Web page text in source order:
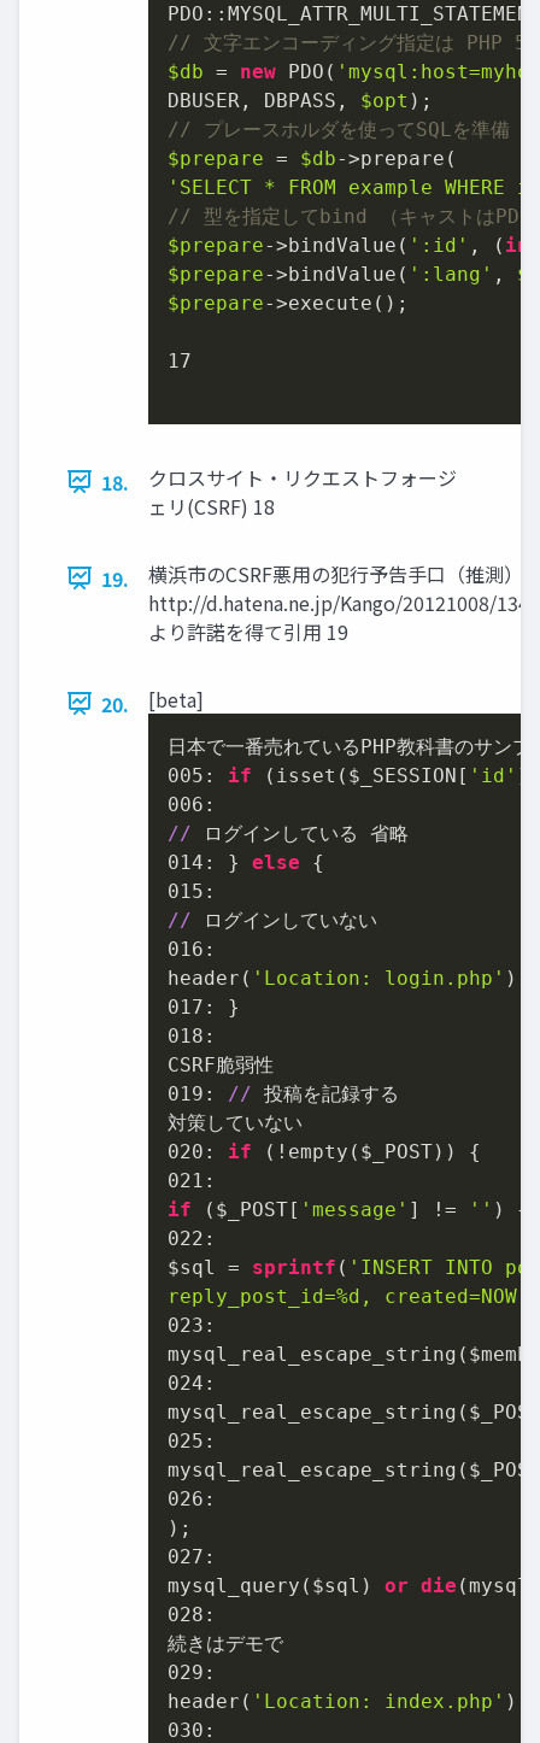
// 文字エンコーディング指定は PHP
$db = new PDO(
DBUSER, DBPASS, $opt
// プレースホルダを使ってSQLを準備
$prepare = $db
'SELECT * FROM example
// 型を指定してbind （キャストはPDO
$prepare->bindValue( ':id' , ( int
$prepare->bindValue( ':lang' ,
$prepare->execute();
17
18.
クロスサイト・リクエストフォージ
ェリ(CSRF) 18
19.
横浜市のCSRF悪用の犯行予告手口（推測）
http://d.hatena.ne.jp/Kango/20121008/
より許諾を得て引用 19
20. [beta]
005 : if (isset($_SESSION[ 'id' ])
006
//
014 : } else
015
//
016 :
header( 'Location: login.php' );
017
01 8:
01 9: // 投稿を記録する
020 : if
021
if ($_POST[ 'message' ] != ''
022 :
$sql = sprintf ( 'INSERT INTO
reply_post_id=%d,
023 :
024 :
025 :
026 :
027 :
mysql_query($sql) or die
028:
029:
header( 'Location: index.php' );
030 :